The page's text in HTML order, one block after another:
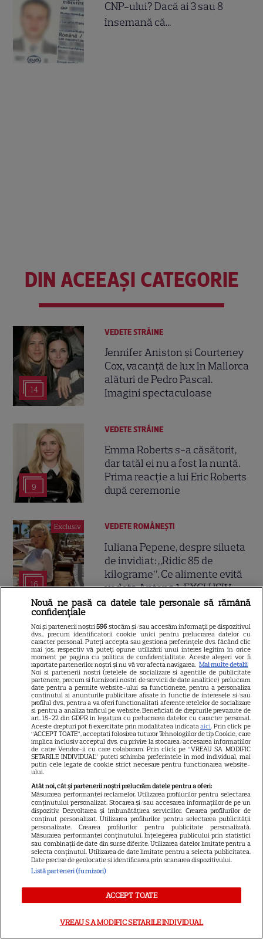
CNP-ului? Dacă ai 3 sau 8
însemană că...
DIN ACEEAȘI CATEGORIE
14
VEDETE STRĂINE
Jennifer Aniston și Courteney
Cox, vacanță de lux în Mallorca
alături de Pedro Pascal.
Imagini spectaculoase
9
VEDETE STRĂINE
Emma Roberts s-a căsătorit,
dar tatăl ei nu a fost la nuntă.
Prima reacție a lui Eric Roberts
după ceremonie
Exclusiv
16
VEDETE ROMÂNEŞTI
Iuliana Pepene, despre silueta
de invidiat: „Ridic 85 de
kilograme”. Ce alimente evită
vedeta Antena 1. EXCLUSIV
VEDETE STRĂINE
Vedetele de la Hollywood care
nu s-au căsătorit niciodată. De
ce Leonardo DiCaprio și
Charlize Theron au evitat
altarul
Gazonul de pe Ghencea se află
într-o stare deplorabilă și la
primul meci al sezonului
pentru Steaua
Soția fotbalistului de
națională a stârnit furie cu
ultima postare » Fanii au
reacționat dur: „Cum să spui
așa ceva?”
Nouă ne pasă ca datele tale personale să rămână
confidențiale
Noi și partenerii noștri596 stocăm și/sau accesăm informații pe dispozitivul
dvs., precum identificatorii cookie unici pentru prelucrarea datelor cu
caracter personal. Puteți accepta sau gestiona preferințele dvs. făcând clic
mai jos, respectiv vă puteți opune utilizării unui interes legitim în orice
moment pe pagina cu politica de confidențialitate. Aceste alegeri vor fi
raportate partenerilor noștri și nu vă vor afecta navigarea. Mai multe detalii
Noi si partenerii nostri (retelele de socializare si agentiile de publicitate
partenere, precum si furnizorii nostri de servicii de date analitice) prelucram
date pentru a permite website-ului sa functioneze, pentru a personaliza
continutul si anunturile publicitare afisate in functie de interesele si/sau
profilul dvs., pentru a va oferi functionalitati aferente retelelor de socializare
si pentru a analiza traficul pe website. Beneficiati de drepturile prevazute de
art. 15-22 din GDPR in legatura cu prelucrarea datelor cu caracter personal.
Aceste drepturi pot fi exercitate prin modalitatea indicataaici. Prin click pe
“ACCEPT TOATE”, acceptati folosirea tuturor Tehnologiilor de tip Cookie, care
implica inclusiv acceptul dvs. cu privire la stocarea/accesarea informatiilor
de catre Vendor-ii cu care colaboram. Prin click pe “VREAU SA MODIFIC
SETARILE INDIVIDUAL” puteti schimba preferintele in mod individual, mai
putin cele legate de cookie strict necesare pentru functionarea website-
ului.
Atât noi, cât și partenerii noștri prelucrăm datele pentru a oferi:
Măsurarea performanței reclamelor. Utilizarea profilurilor pentru selectarea
conținutului personalizat. Stocarea și/sau accesarea informațiilor de pe un
dispozitiv. Dezvoltarea și îmbunătățirea serviciilor. Crearea profilurilor de
conținut personalizat. Utilizarea profilurilor pentru selectarea publicității
personalizate. Crearea profilurilor pentru publicitate personalizată.
Măsurarea performanței conținutului. Înțelegerea publicului prin statistici
sau combinații de date din surse diferite. Utilizarea datelor limitate pentru a
selecta conținutul. Utilizarea de date limitate pentru a selecta publicitatea.
Date precise de geolocație și identificarea prin scanarea dispozitivului.
Listă parteneri (furnizori)
ACCEPT TOATE
VREAU SA MODIFIC SETARILE INDIVIDUAL